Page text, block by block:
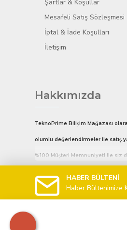
Şartlar & Koşullar
Mesafeli Satış Sözleşmesi
İptal & İade Koşulları
İletişim
Hakkımızda
TeknoPrime Bilişim Mağazası
olumlu değerlendirmeler ile satış
%100 Müşteri Memnuniyeti ile siz
Hafta İçi 10:00 18:00 Cumartesi
telefon ile arayarak bizlerle
Ürün modelinden emin
HABER BÜLTENİ
Haber Bültenimize